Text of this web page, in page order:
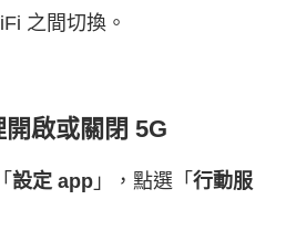
之間切換。
啟或關閉 5G
設定 app 」，點選「 行動服